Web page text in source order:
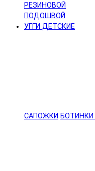
РЕЗИНОВОЙ
ПОДОШВОЙ
УГГИ ДЕТСКИЕ
САПОЖКИ БОТИНКИ